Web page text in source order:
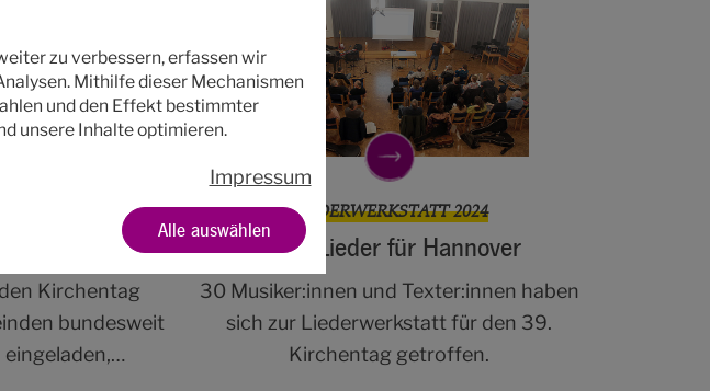
2024
Kirchentag
bundesweit
eingeladen,…
LIEDERWERKSTATT 2024
Neue Lieder für Hannover
30 Musiker:innen und Texter:innen haben
sich zur Liederwerkstatt für den 39.
Kirchentag getroffen.
zu verbessern, erfassen wir
Mithilfe dieser Mechanismen
und den Effekt bestimmter
unsere Inhalte optimieren.
Impressum
Alle auswählen